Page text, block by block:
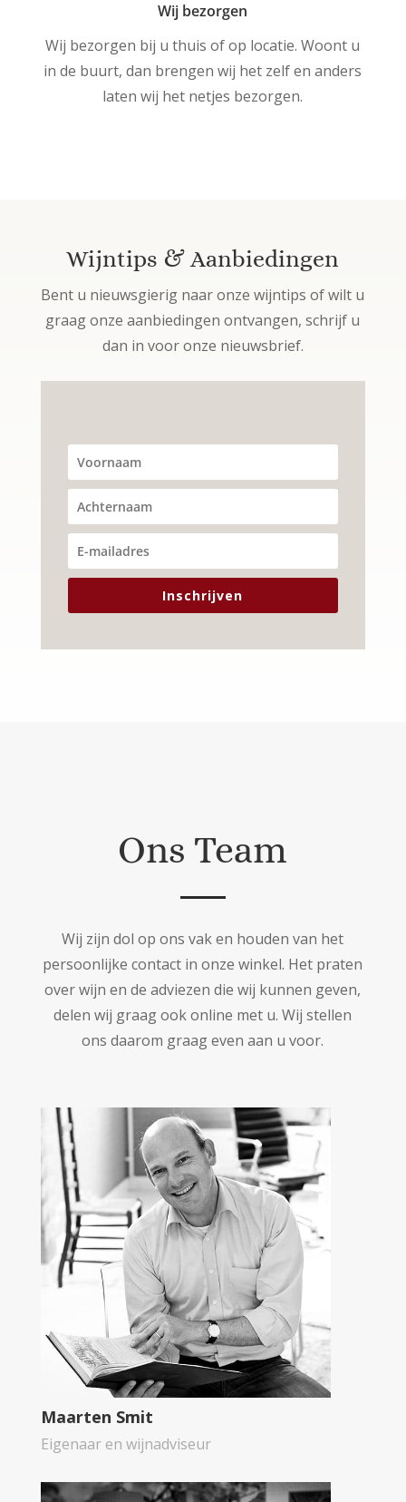
Wij bezorgen
Wij bezorgen bij u thuis of op locatie. Woont u
in de buurt, dan brengen wij het zelf en anders
laten wij het netjes bezorgen.
Wijntips & Aanbiedingen
Bent u nieuwsgierig naar onze wijntips of wilt u
graag onze aanbiedingen ontvangen, schrijf u
dan in voor onze nieuwsbrief.
Inschrijven
Ons Team
Wij zijn dol op ons vak en houden van het
persoonlijke contact in onze winkel. Het praten
over wijn en de adviezen die wij kunnen geven,
delen wij graag ook online met u. Wij stellen
ons daarom graag even aan u voor.
Maarten Smit
Eigenaar en wijnadviseur